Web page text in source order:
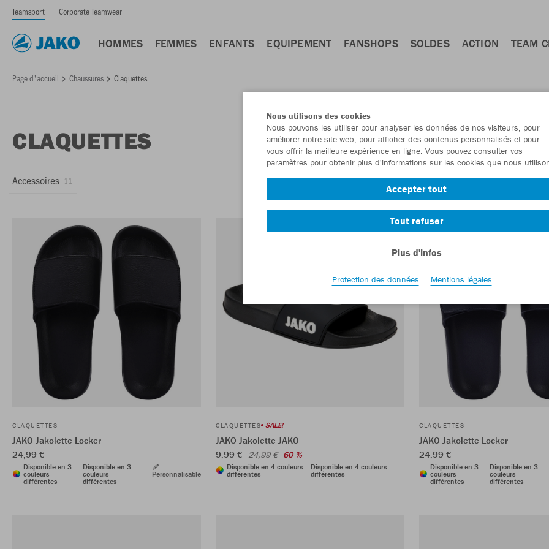
Teamsport Corporate Teamwear
HOMMES FEMMES ENFANTS EQUIPEMENT FANSHOPS SOLDES ACTION TEAM
Page d'accueil Chaussures Claquettes
CLAQUETTES
Accessoires 11
CLAQUETTES
JAKO Jakolette Locker
24,99 €
Disponible en 3
couleurs
différentes
Disponible en 3
couleurs
différentes
Personnalisable
CLAQUETTES SALE!
JAKO Jakolette JAKO
9,99 € 24,99 € 60 %
Disponible en 4 couleurs
différentes
Disponible en 4 couleurs
différentes
CLAQUETTES
JAKO Jakolette Locker
24,99 €
Disponible en 3
couleurs
différentes
Disponible en 3
couleurs
différentes
Nous utilisons des cookies
Nous pouvons les utiliser pour analyser les données de nos visiteurs, pour
améliorer notre site web, pour afficher des contenus personnalisés et pour
vous offrir la meilleure expérience en ligne. Vous pouvez consulter vos
paramètres pour obtenir plus d'informations sur les cookies que nous
Accepter tout
Tout refuser
Plus d'infos
Protection des données Mentions légales